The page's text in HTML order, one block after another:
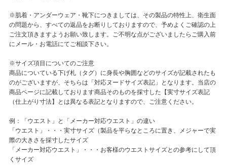
※肌着・アンダーウェア・靴下につきましては、その製品の特性上、衛生面
の問題から、すべての返品をお断りしておりますので、予めよくご確認の上
ご注文頂きますようお願い致します。ご不明な点がございましたらご購入前
にメール・お電話にてご相談下さい。
※サイズ項目についてのご注意
商品についている下げ札（タグ）に身長や胸囲などのサイズが記載されたも
のがございますが、そちらは「対応ヌードサイズ表記」となります。当店の
商品ページに記載しております商品そのものを採寸した【実寸サイズ表記
（仕上がり寸法】とは異なる表記となりますので、ご注意ください。
例：「ウエスト」と「メーカー対応ウエスト」の違い
「ウエスト」・・・実寸サイズ（製品を平らなところに置き、メジャーで実
際の大きさを採寸したサイズ
「メーカー対応ウエスト」・・・お客様のウエストサイズとの参考にして頂
くサイズ